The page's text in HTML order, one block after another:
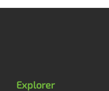
Explorer